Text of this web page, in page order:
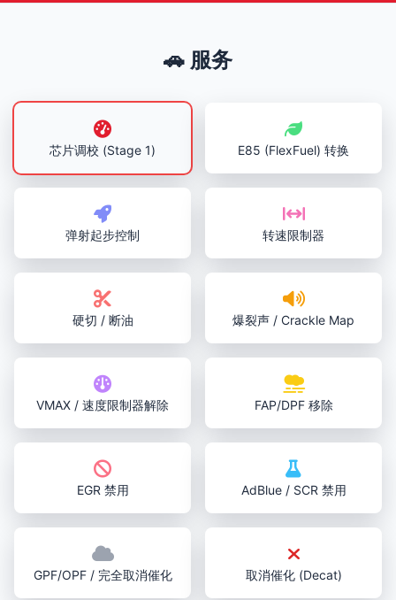
🚗 服务
芯片调校 (Stage 1) E85 (FlexFuel) 转换
弹射起步控制 转速限制器
硬切 / 断油 爆裂声 / Crackle Map
VMAX / 速度限制器解除 FAP/DPF 移除
EGR 禁用 AdBlue / SCR 禁用
GPF/OPF / 完全取消催化 取消催化 (Decat)